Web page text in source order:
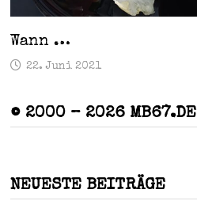
Wann …
22. Juni 2021
© 2000 – 2026 MB67.DE
NEUESTE BEITRÄGE